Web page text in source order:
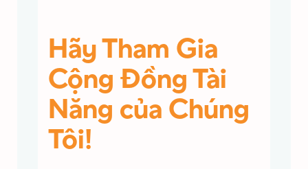
Hãy Tham Gia
Cộng Đồng Tài
Năng của Chúng
Tôi!